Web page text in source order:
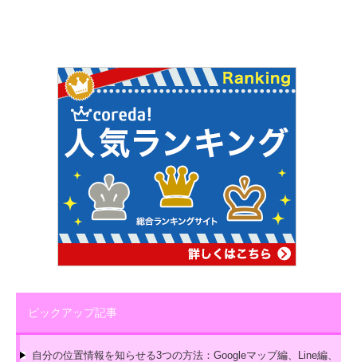
ピックアップ記事
自分の位置情報を知らせる3つの方法：Googleマップ編、Line編、